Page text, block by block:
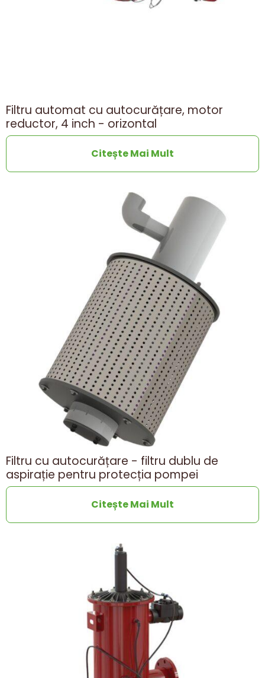
Filtru automat cu autocurățare, motor
reductor, 4 inch - orizontal
Citește Mai Mult
Filtru cu autocurățare - filtru dublu de
aspirație pentru protecția pompei
Citește Mai Mult